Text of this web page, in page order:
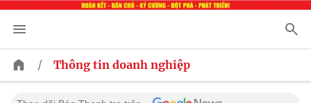
/ Thông tin doanh nghiệp